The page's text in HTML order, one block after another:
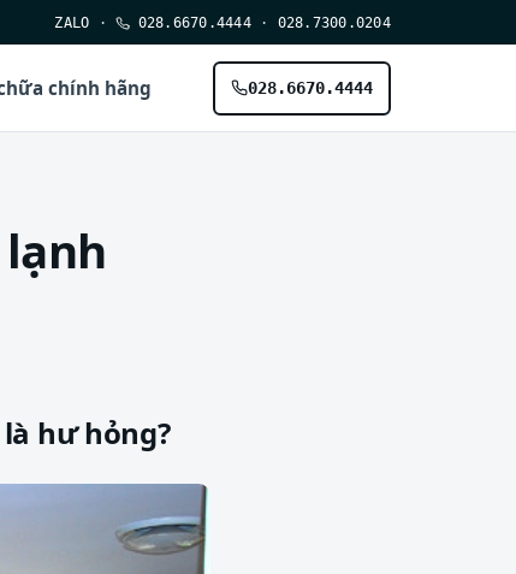
ZALO · 028.6670.4444 · 028.7300.0204
chính hãng 028.6670.4444
hư hỏng?